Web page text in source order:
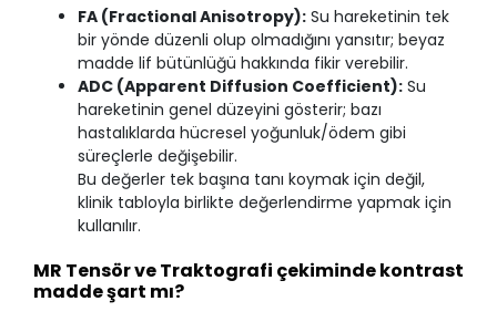
FA (Fractional Anisotropy): Su hareketinin tek
bir yönde düzenli olup olmadığını yansıtır; beyaz
madde lif bütünlüğü hakkında fikir verebilir.
ADC (Apparent Diffusion Coefficient): Su
hareketinin genel düzeyini gösterir; bazı
hastalıklarda hücresel yoğunluk/ödem gibi
süreçlerle değişebilir.
Bu değerler tek başına tanı koymak için değil,
klinik tabloyla birlikte değerlendirme yapmak için
kullanılır.
MR Tensör ve Traktografi çekiminde kontrast
madde şart mı?